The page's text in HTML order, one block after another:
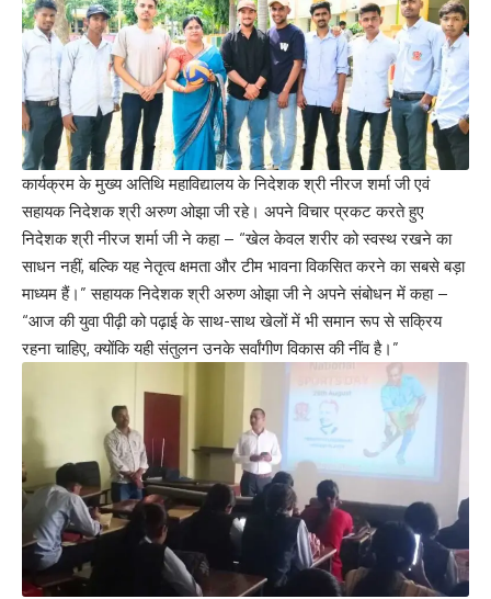
कार्यक्रम के मुख्य अतिथि महाविद्यालय के निदेशक श्री नीरज शर्मा जी एवं
सहायक निदेशक श्री अरुण ओझा जी रहे। अपने विचार प्रकट करते हुए
निदेशक श्री नीरज शर्मा जी ने कहा – “खेल केवल शरीर को स्वस्थ रखने का
साधन नहीं, बल्कि यह नेतृत्व क्षमता और टीम भावना विकसित करने का सबसे बड़ा
माध्यम हैं।” सहायक निदेशक श्री अरुण ओझा जी ने अपने संबोधन में कहा –
“आज की युवा पीढ़ी को पढ़ाई के साथ-साथ खेलों में भी समान रूप से सक्रिय
रहना चाहिए, क्योंकि यही संतुलन उनके सर्वांगीण विकास की नींव है।”